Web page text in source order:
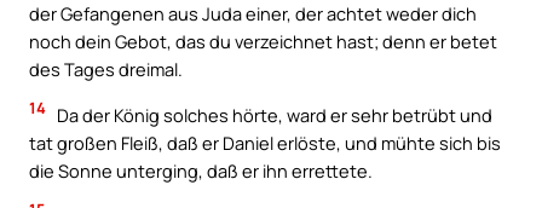
der Gefangenen aus Juda einer, der achtet weder dich
noch dein Gebot, das du verzeichnet hast; denn er betet
des Tages dreimal.
14 Da der König solches hörte, ward er sehr betrübt und
tat großen Fleiß, daß er Daniel erlöste, und mühte sich bis
die Sonne unterging, daß er ihn errettete.